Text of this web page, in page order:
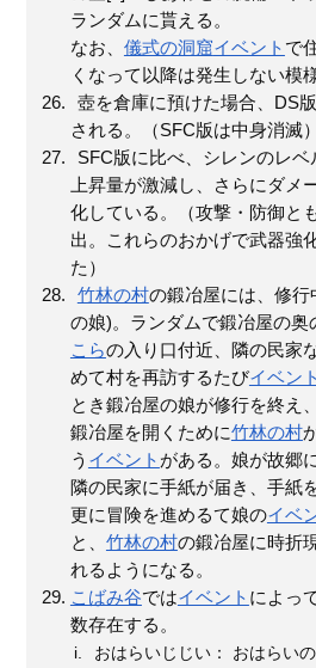
ランダムに貰える。
なお、 儀式の洞窟イベント で
くなって以降は発生しない模様
壺を倉庫に預けた場合、DS
される。（SFC版は中身消滅）
SFC版に比べ、シレンのレ
上昇量が激減し、さらにダメ
化している。（攻撃・防御と
出。これらのおかげで武器強
た）
竹林の村の鍛冶屋には、修行
の娘)。ランダムで鍛冶屋の奥
こらの入り口付近、隣の民家
めて村を再訪するたびイベント
とき鍛冶屋の娘が修行を終え
鍛冶屋を開くために竹林の村
う イベント がある。娘が故郷
隣の民家に手紙が届き、手紙
更に冒険を進めるて娘のイベ
と、 竹林の村の鍛冶屋に時折
れるようになる。
こばみ谷ではイベント によっ
数存在する。
おはらいじじい： おはらい